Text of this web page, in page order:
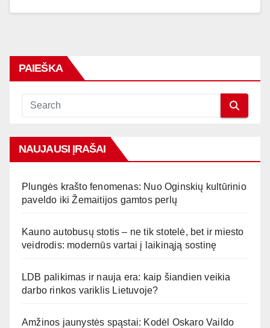
PAIEŠKA
NAUJAUSI ĮRAŠAI
Plungės krašto fenomenas: Nuo Oginskių kultūrinio
paveldo iki Žemaitijos gamtos perlų
Kauno autobusų stotis – ne tik stotelė, bet ir miesto
veidrodis: modernūs vartai į laikinąją sostinę
LDB palikimas ir nauja era: kaip šiandien veikia
darbo rinkos variklis Lietuvoje?
Amžinos jaunystės spąstai: Kodėl Oskaro Vaildo